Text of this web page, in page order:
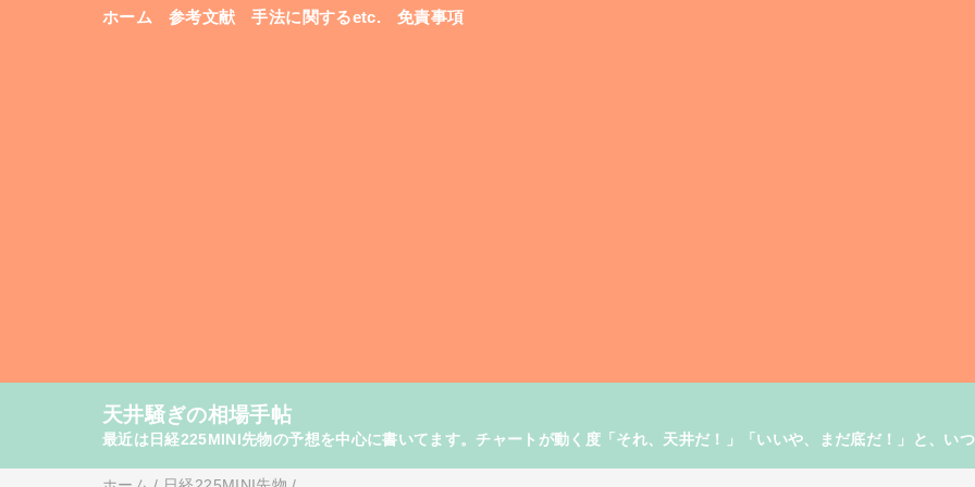
ホーム 参考文献 手法に関するetc. 免責事項
天井騒ぎの相場手帖
最近は日経225MINI先物の予想を中心に書いてます。チャートが動く度「それ、天井だ！」「いいや、まだ底だ！」と、い